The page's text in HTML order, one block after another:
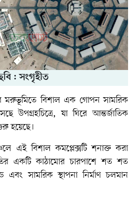
: সংগৃহীত
মরুভূমিতে বিশাল এক গোপন সামরিক
উপগ্রহচিত্রে, যা ঘিরে আন্তর্জাতিক
হয়েছে।
এই বিশাল কমপ্লেক্সটি শনাক্ত করা
একটি কাঠামোর চারপাশে শত শত
এবং সামরিক স্থাপনা নির্মাণ চলমান